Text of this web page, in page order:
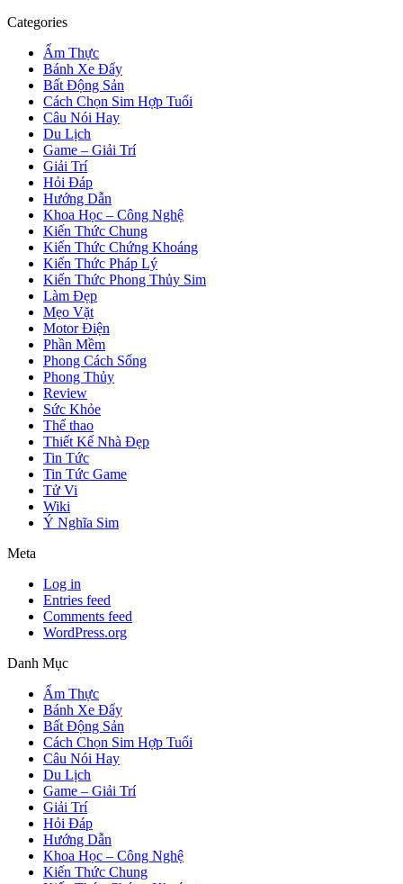
Categories
Ẩm Thực
Bánh Xe Đẩy
Bất Động Sản
Cách Chọn Sim Hợp Tuổi
Câu Nói Hay
Du Lịch
Game – Giải Trí
Giải Trí
Hỏi Đáp
Hướng Dẫn
Khoa Học – Công Nghệ
Kiến Thức Chung
Kiến Thức Chứng Khoáng
Kiến Thức Pháp Lý
Kiến Thức Phong Thủy Sim
Làm Đẹp
Mẹo Vặt
Motor Điện
Phần Mềm
Phong Cách Sống
Phong Thủy
Review
Sức Khỏe
Thể thao
Thiết Kế Nhà Đẹp
Tin Tức
Tin Tức Game
Tử Vi
Wiki
Ý Nghĩa Sim
Meta
Log in
Entries feed
Comments feed
WordPress.org
Danh Mục
Ẩm Thực
Bánh Xe Đẩy
Bất Động Sản
Cách Chọn Sim Hợp Tuổi
Câu Nói Hay
Du Lịch
Game – Giải Trí
Giải Trí
Hỏi Đáp
Hướng Dẫn
Khoa Học – Công Nghệ
Kiến Thức Chung